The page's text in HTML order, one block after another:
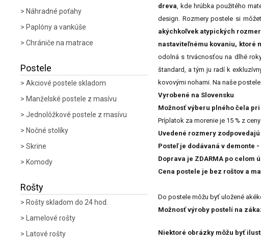
Náhradné poťahy
Paplóny a vankúše
Chrániče na matrace
Postele
Akciové postele skladom
Manželské postele z masívu
Jednolôžkové postele z masívu
Nočné stolíky
Skrine
Komody
Rošty
Rošty skladom do 24 hod.
Lamelové rošty
Latové rošty
dreva, kde hrúbka použitého
design. Rozmery postele si
akýchkoľvek atypických
nastaviteľnému kovaniu, ktoré
odolná s trvácnosťou na dlhé
štandard, a tým ju radí k
kovovými nohami. Na naše
Vyrobené na Slovensku
Možnosť výberu plného čela pri
Príplatok za morenie je 15 % z
Uvedené rozmery
Posteľ je dodávaná v demonte
Doprava je ZDARMA po celom
Cena postele je bez roštov a
Do postele môžu byť uložené
Možnosť výroby postelí na
Niektoré obrázky môžu byť